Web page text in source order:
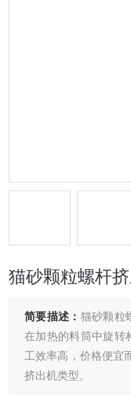
猫砂颗粒螺杆
简要描述： 猫砂颗粒
在加热的料筒中旋转
工效率高，价格便宜
挤出机类型。